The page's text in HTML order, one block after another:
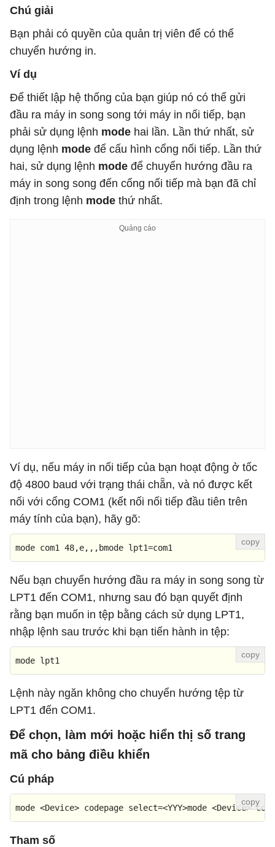
Chú giải
Bạn phải có quyền của quản trị viên để có thể
chuyển hướng in.
Ví dụ
Để thiết lập hệ thống của bạn giúp nó có thể gửi
đầu ra máy in song song tới máy in nối tiếp, bạn
phải sử dụng lệnh mode hai lần. Lần thứ nhất, sử
dụng lệnh mode để cấu hình cổng nối tiếp. Lần thứ
hai, sử dụng lệnh mode để chuyển hướng đầu ra
máy in song song đến cổng nối tiếp mà bạn đã chỉ
định trong lệnh mode thứ nhất.
Ví dụ, nếu máy in nối tiếp của bạn hoạt động ở tốc
độ 4800 baud với trạng thái chẵn, và nó được kết
nối với cổng COM1 (kết nối nối tiếp đầu tiên trên
máy tính của bạn), hãy gõ:
mode com1 48,e,,,bmode lpt1=com1
Nếu bạn chuyển hướng đầu ra máy in song song từ
LPT1 đến COM1, nhưng sau đó bạn quyết định
rằng bạn muốn in tệp bằng cách sử dụng LPT1,
nhập lệnh sau trước khi bạn tiến hành in tệp:
mode lpt1
Lệnh này ngăn không cho chuyển hướng tệp từ
LPT1 đến COM1.
Để chọn, làm mới hoặc hiển thị số trang
mã cho bảng điều khiển
Cú pháp
mode <Device> codepage select=<YYY>mode <Device>
Tham số